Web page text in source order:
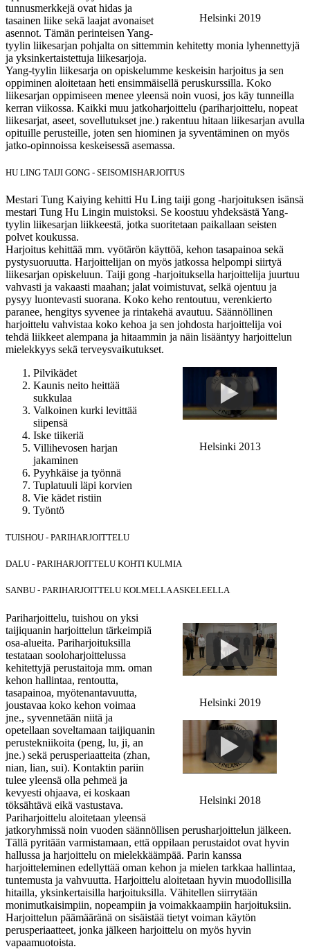
Helsinki 2019
tunnusmerkkejä ovat hidas ja
tasainen liike sekä laajat avonaiset
asennot. Tämän perinteisen Yang-
tyylin liikesarjan pohjalta on sittemmin kehitetty monia lyhennettyjä
ja yksinkertaistettuja liikesarjoja.
Yang-tyylin liikesarja on opiskelumme keskeisin harjoitus ja sen
oppiminen aloitetaan heti ensimmäisellä peruskurssilla. Koko
liikesarjan oppimiseen menee yleensä noin vuosi, jos käy tunneilla
kerran viikossa. Kaikki muu jatkoharjoittelu (pariharjoittelu, nopeat
liikesarjat, aseet, sovellutukset jne.) rakentuu hitaan liikesarjan avulla
opituille perusteille, joten sen hiominen ja syventäminen on myös
jatko-opinnoissa keskeisessä asemassa.
HU LING TAIJI GONG - SEISOMISHARJOITUS
Mestari Tung Kaiying kehitti Hu Ling taiji gong -harjoituksen isänsä
mestari Tung Hu Lingin muistoksi. Se koostuu yhdeksästä Yang-
tyylin liikesarjan liikkeestä, jotka suoritetaan paikallaan seisten
polvet koukussa.
Harjoitus kehittää mm. vyötärön käyttöä, kehon tasapainoa sekä
pystysuoruutta. Harjoittelijan on myös jatkossa helpompi siirtyä
liikesarjan opiskeluun. Taiji gong -harjoituksella harjoittelija juurtuu
vahvasti ja vakaasti maahan; jalat voimistuvat, selkä ojentuu ja
pysyy luontevasti suorana. Koko keho rentoutuu, verenkierto
paranee, hengitys syvenee ja rintakehä avautuu. Säännöllinen
harjoittelu vahvistaa koko kehoa ja sen johdosta harjoittelija voi
tehdä liikkeet alempana ja hitaammin ja näin lisääntyy harjoittelun
mielekkyys sekä terveysvaikutukset.
Helsinki 2013
Pilvikädet
Kaunis neito heittää
sukkulaa
Valkoinen kurki levittää
siipensä
Iske tiikeriä
Villihevosen harjan
jakaminen
Pyyhkäise ja työnnä
Tuplatuuli läpi korvien
Vie kädet ristiin
Työntö
TUISHOU - PARIHARJOITTELU
DALU - PARIHARJOITTELU KOHTI KULMIA
SANBU - PARIHARJOITTELU KOLMELLA ASKELEELLA
Helsinki 2019
Helsinki 2018
Pariharjoittelu, tuishou on yksi
taijiquanin harjoittelun tärkeimpiä
osa-alueita. Pariharjoituksilla
testataan sooloharjoittelussa
kehitettyjä perustaitoja mm. oman
kehon hallintaa, rentoutta,
tasapainoa, myötenantavuutta,
joustavaa koko kehon voimaa
jne., syvennetään niitä ja
opetellaan soveltamaan taijiquanin
perustekniikoita (peng, lu, ji, an
jne.) sekä perusperiaatteita (zhan,
nian, lian, sui). Kontaktin pariin
tulee yleensä olla pehmeä ja
kevyesti ohjaava, ei koskaan
töksähtävä eikä vastustava.
Pariharjoittelu aloitetaan yleensä
jatkoryhmissä noin vuoden säännöllisen perusharjoittelun jälkeen.
Tällä pyritään varmistamaan, että oppilaan perustaidot ovat hyvin
hallussa ja harjoittelu on mielekkäämpää. Parin kanssa
harjoitteleminen edellyttää oman kehon ja mielen tarkkaa hallintaa,
tuntemusta ja vahvuutta. Harjoittelu aloitetaan hyvin muodollisilla
hitailla, yksinkertaisilla harjoituksilla. Vähitellen siirrytään
monimutkaisimpiin, nopeampiin ja voimakkaampiin harjoituksiin.
Harjoittelun päämääränä on sisäistää tietyt voiman käytön
perusperiaatteet, jonka jälkeen harjoittelu on myös hyvin
vapaamuotoista.